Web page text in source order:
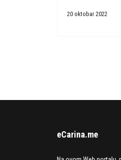
20 oktobar 2022
eCarina.me